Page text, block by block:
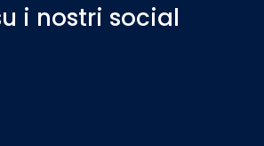
i nostri social